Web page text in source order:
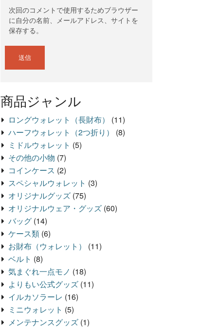
次回のコメントで使用するためブラウザー
に自分の名前、メールアドレス、サイトを
保存する。
商品ジャンル
ロングウォレット（長財布）
(11)
ハーフウォレット（2つ折り）
(8)
ミドルウォレット (5)
その他の小物 (7)
コインケース (2)
スペシャルウォレット (3)
オリジナルグッズ (75)
オリジナルウェア・グッズ (60)
バッグ (14)
ケース類 (6)
お財布（ウォレット）
(11)
ベルト (8)
気まぐれ一点モノ (18)
よりもい公式グッズ (11)
イルカソラーレ (16)
ミニウォレット (5)
メンテナンスグッズ (1)